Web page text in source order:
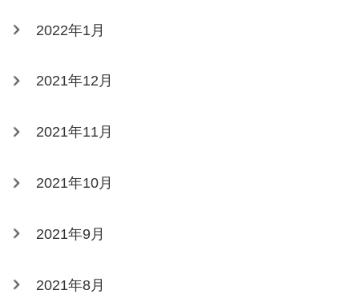
2022年1月
2021年12月
2021年11月
2021年10月
2021年9月
2021年8月